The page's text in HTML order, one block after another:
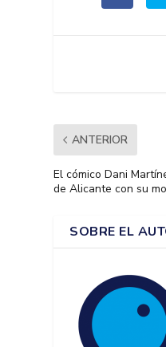
ANTERIOR
El cómico Dani
de Alicante con su
SOBRE EL